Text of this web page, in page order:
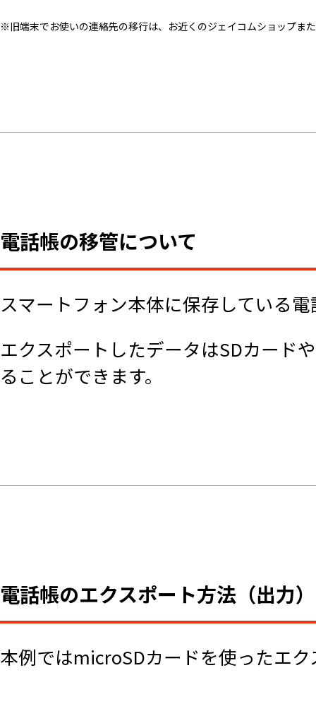
※旧端末でお使いの連絡先の移行は、お近くのジェイコムショップま
電話帳の移管について
スマートフォン本体に保存している
エクスポートしたデータはSDカード
ることができます。
電話帳のエクスポート方法（出力）
本例ではmicroSDカードを使ったエ